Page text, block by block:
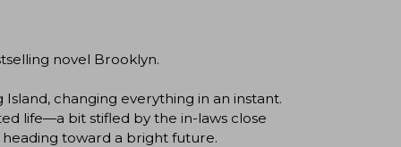
novel Brooklyn.
changing everything in an instant.
life—a bit stifled by the in-laws close
toward a bright future.